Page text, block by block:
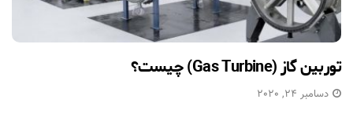
توربین گاز (Gas Turbine) چیست؟
دسامبر 24, 2020